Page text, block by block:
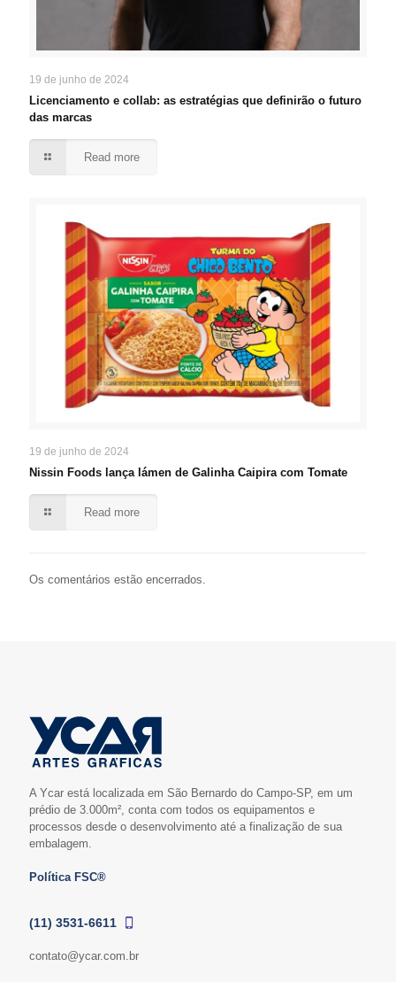
19 de junho de 2024
Licenciamento e collab: as estratégias que definirão o futuro
das marcas
Read more
19 de junho de 2024
Nissin Foods lança lámen de Galinha Caipira com Tomate
Read more
Os comentários estão encerrados.
A Ycar está localizada em São Bernardo do Campo-SP, em um
prédio de 3.000m², conta com todos os equipamentos e
processos desde o desenvolvimento até a finalização de sua
embalagem.
Política FSC®
(11) 3531-6611
contato@ycar.com.br